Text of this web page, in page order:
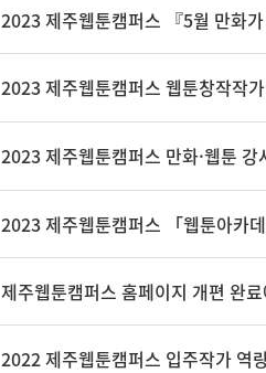
2023 제주웹툰캠퍼스 『5월 만화
2023 제주웹툰캠퍼스 웹툰창작작
2023 제주웹툰캠퍼스 만화·웹툰
2023 제주웹툰캠퍼스 「웹툰아카
제주웹툰캠퍼스 홈페이지 개편 완
2022 제주웹툰캠퍼스 입주작가 역